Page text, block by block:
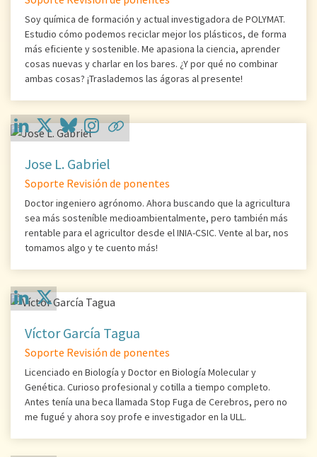
Soy química de formación y actual investigadora de POLYMAT.
Estudio cómo podemos reciclar mejor los plásticos, de forma
más eficiente y sostenible. Me apasiona la ciencia, aprender
cosas nuevas y charlar en los bares. ¿Y por qué no combinar
ambas cosas? ¡Traslademos las ágoras al presente!
Jose L. Gabriel
Soporte Revisión de ponentes
Doctor ingeniero agrónomo. Ahora buscando que la agricultura
sea más sosteníble medioambientalmente, pero también más
rentable para el agricultor desde el INIA-CSIC. Vente al bar, nos
tomamos algo y te cuento más!
Víctor García Tagua
Soporte Revisión de ponentes
Licenciado en Biología y Doctor en Biología Molecular y
Genética. Curioso profesional y cotilla a tiempo completo.
Antes tenía una beca llamada Stop Fuga de Cerebros, pero no
me fugué y ahora soy profe e investigador en la ULL.